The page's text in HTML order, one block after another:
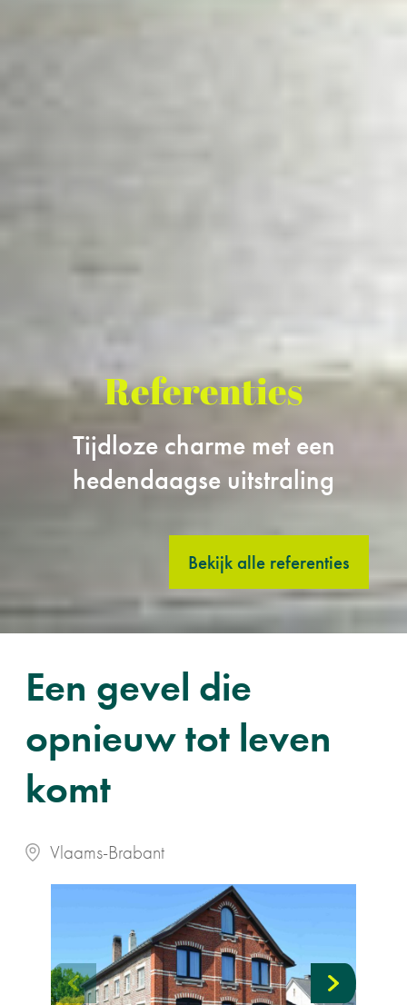
Referenties
Tijdloze charme met een
hedendaagse uitstraling
Bekijk alle referenties
Een gevel die
opnieuw tot leven
komt
Vlaams-Brabant